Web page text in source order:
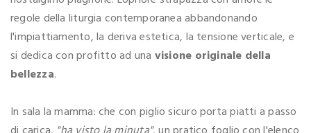
regole della liturgia contemporanea abbandonando
l'impiattiamento, la deriva estetica, la tensione verticale, e
si dedica con profitto ad una visione originale della
bellezza.
In sala la mamma: che con piglio sicuro porta piatti a passo